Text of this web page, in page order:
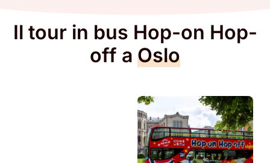
Il tour in bus Hop-on Hop-
off a Oslo